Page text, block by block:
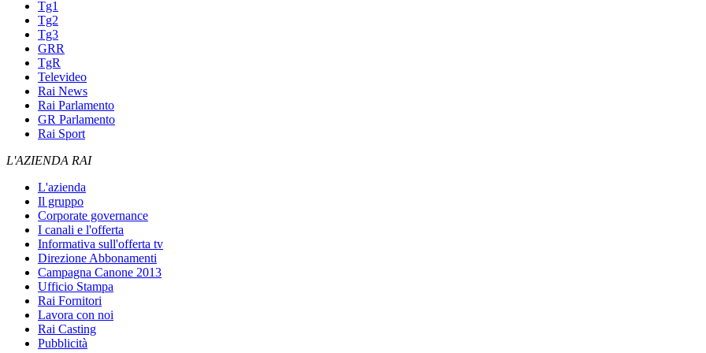
Tg1
Tg2
Tg3
GRR
TgR
Televideo
Rai News
Rai Parlamento
GR Parlamento
Rai Sport
L'AZIENDA RAI
L'azienda
Il gruppo
Corporate governance
I canali e l'offerta
Informativa sull'offerta tv
Direzione Abbonamenti
Campagna Canone 2013
Ufficio Stampa
Rai Fornitori
Lavora con noi
Rai Casting
Pubblicità